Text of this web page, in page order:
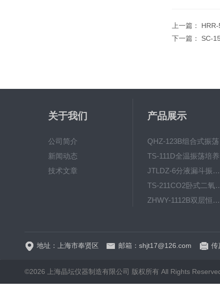
上一篇：
下一篇： SC-
关于我们
公司简介
新闻动态
技术文章
产品展示
JTLDZ-6分液漏斗振荡器
TS-211CO2卧式
ZHWY-1112B双层恒温培养摇床
地址：上海市奉贤区 邮箱：shjt17@126.com 传
©2026 上海晶坛仪器制造有限公司 版权所有 All Rights